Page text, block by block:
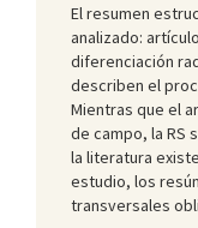
El resumen
analizado:
diferenciación
describen el
Mientras que el
de campo, la RS
la literatura
estudio, los
transversales